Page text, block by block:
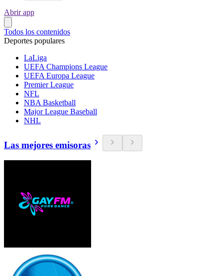
Abrir app
Todos los contenidos
Deportes populares
LaLiga
UEFA Champions League
UEFA Europa League
Premier League
NFL
NBA Basketball
Major League Baseball
NHL
Las mejores emisoras